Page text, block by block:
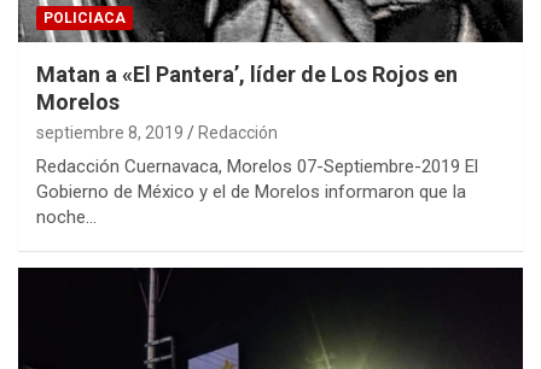
POLICIACA
Matan a «El Pantera’, líder de Los Rojos en
Morelos
septiembre 8, 2019 Redacción
Redacción Cuernavaca, Morelos 07-Septiembre-2019 El
Gobierno de México y el de Morelos informaron que la
noche…